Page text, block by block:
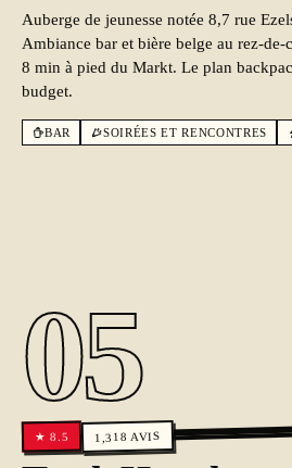
Auberge de jeunesse notée 8,7 rue
Ambiance bar et bière belge au rez-
8 min à pied du Markt. Le plan
budget.
BAR SOIRÉES ET RENCONTRES
05
★8.5 1,318 AVIS